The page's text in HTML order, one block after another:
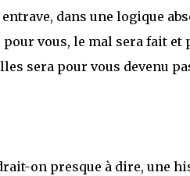
dans une logique
vous, le mal sera fait et
sera pour vous devenu
on presque à dire, une